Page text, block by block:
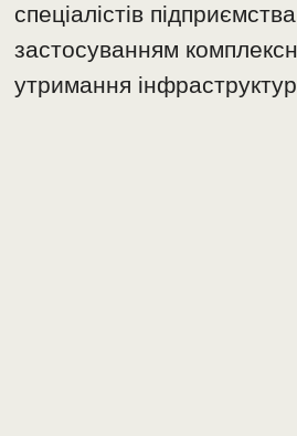
спеціалістів підприємства
застосуванням
утримання